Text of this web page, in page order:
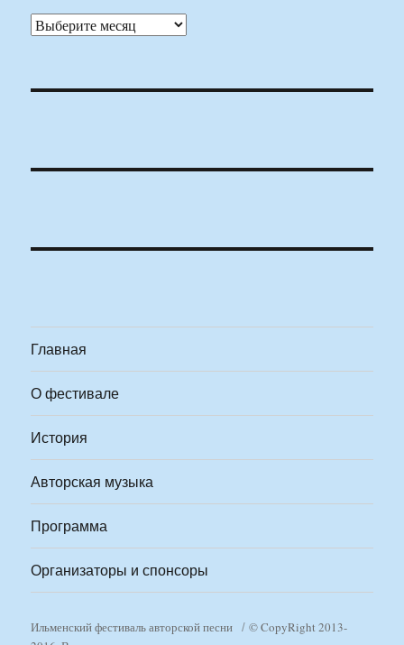
Архивы
Главная
О фестивале
История
Авторская музыка
Программа
Организаторы и спонсоры
Ильменский фестиваль авторской песни
© CopyRight 2013-